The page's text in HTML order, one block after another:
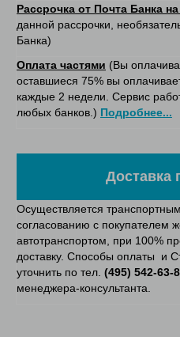
Рассрочка от Почта Банка
данной рассрочки,
Банка)
Оплата частями (Вы
оставшиеся 75% вы
каждые 2 недели. Сервис
любых банков.) Подробнее...
Доставка
Осуществляется
согласованию с покупателем
автотранспортом, при 100%
доставку. Способы оплаты и
уточнить по тел. (495) 542-63-
менеджера-консультанта.